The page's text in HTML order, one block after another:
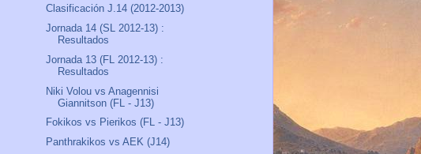
Clasificación J.14 (2012-2013)
Jornada 14 (SL 2012-13) :
Resultados
Jornada 13 (FL 2012-13) :
Resultados
Niki Volou vs Anagennisi
Giannitson (FL - J13)
Fokikos vs Pierikos (FL - J13)
Panthrakikos vs AEK (J14)